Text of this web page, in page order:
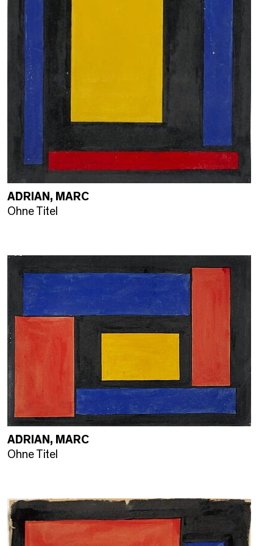
ADRIAN, MARC
Ohne Titel
ADRIAN, MARC
Ohne Titel